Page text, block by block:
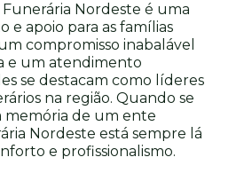
Funerária Nordeste é uma
e apoio para as famílias
compromisso inabalável
e um atendimento
se destacam como líderes
na região. Quando se
memória de um ente
Nordeste está sempre lá
e profissionalismo.